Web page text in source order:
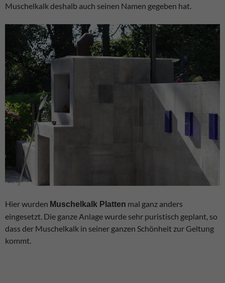
Muschelkalk deshalb auch seinen Namen gegeben hat.
Hier wurden Muschelkalk Platten mal ganz anders
eingesetzt. Die ganze Anlage wurde sehr puristisch geplant, so
dass der Muschelkalk in seiner ganzen Schönheit zur Geltung
kommt.